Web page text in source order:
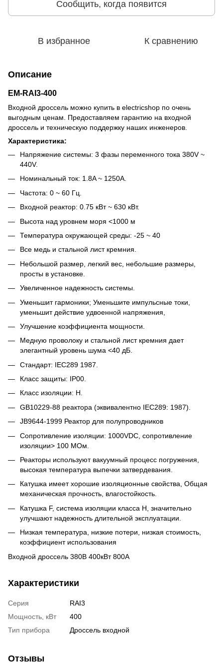
Сообщить, когда появится
В избранное К сравнению
Описание
EM-RAI3-400
Входной дроссель можно купить в electricshop по очень
выгодным ценам. Предоставляем гарантию на входной
дроссель и техническую поддержку наших инженеров.
Характеристика:
Напряжение системы: 3 фазы переменного тока 380V ~
440V.
Номинальный ток: 1.8A ~ 1250A.
Частота: 0 ~ 60 Гц.
Входной реактор: 0.75 кВт ~ 630 кВт.
Высота над уровнем моря <1000 м
Температура окружающей среды: -25 ~ 40
Все медь и стальной лист кремния.
Небольшой размер, легкий вес, небольшие размеры,
просты в установке.
Увеличенное надежность системы.
Уменьшит гармоники; Уменьшите импульсные токи,
уменьшит действие удвоенной напряжения,
Улучшение коэффициента мощности.
Медную проволоку и стальной лист кремния дает
элегантный уровень шума <40 дБ.
Стандарт: IEC289 1987.
Класс защиты: IP00.
Класс изоляции: H.
GB10229-88 реактора (эквивалентно IEC289: 1987).
JB9644-1999 Реактор для полупроводников
Сопротивление изоляции: 1000VDC, сопротивление
изоляции> 100 МОм.
Реакторы используют вакуумный процесс погружения,
высокая температура выпечки затвердевания.
Катушка имеет хорошие изоляционные свойства, Общая
механическая прочность, влагостойкость.
Катушка F, система изоляции класса H, значительно
улучшают надежность длительной эксплуатации.
Низкая температура, низкие потери, низкая стоимость,
коэффициент использования
Входной дроссель 380В 400кВт 800А
Характеристики
Серия
RAI3
Мощность, кВт
400
Тип прибора
Дроссель входной
Отзывы